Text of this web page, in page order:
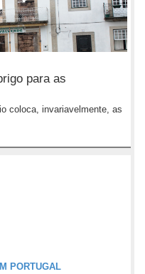
para as
coloca, invariavelmente, as
PORTUGAL